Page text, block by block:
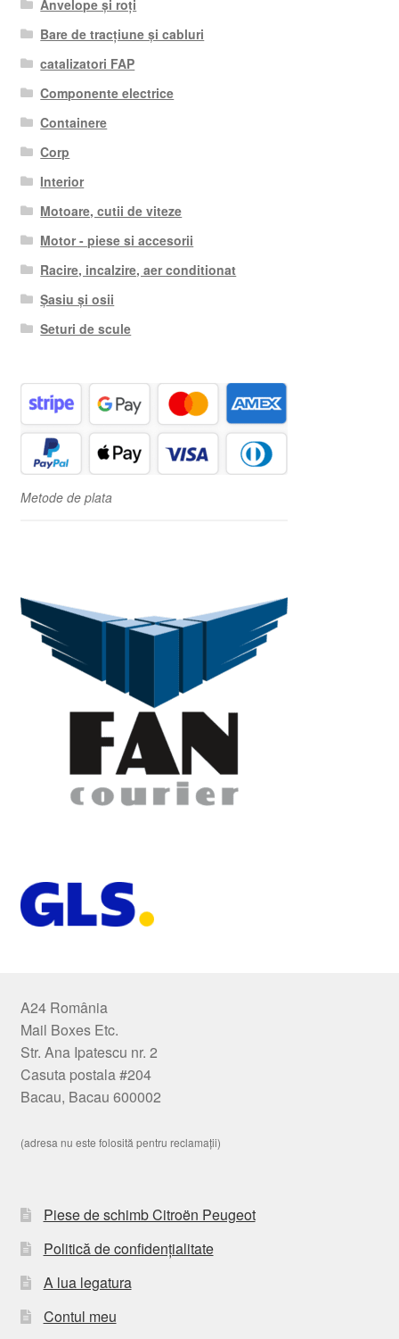
Anvelope și roți
Bare de tracțiune și cabluri
catalizatori FAP
Componente electrice
Containere
Corp
Interior
Motoare, cutii de viteze
Motor - piese si accesorii
Racire, incalzire, aer conditionat
Șasiu și osii
Seturi de scule
Metode de plata
A24 România
Mail Boxes Etc.
Str. Ana Ipatescu nr. 2
Casuta postala #204
Bacau, Bacau 600002
(adresa nu este folosită pentru reclamații)
Piese de schimb Citroën Peugeot
Politică de confidențialitate
A lua legatura
Contul meu